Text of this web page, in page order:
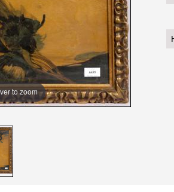
to zoom